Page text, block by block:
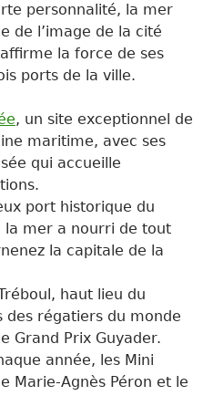
personnalité, la mer
de l’image de la cité
la force de ses
ports de la ville.
, un site exceptionnel de
maritime, avec ses
qui accueille
port historique du
la mer a nourri de tout
la capitale de la
haut lieu du
des régatiers du monde
Grand Prix Guyader.
année, les Mini
Marie-Agnès Péron et le